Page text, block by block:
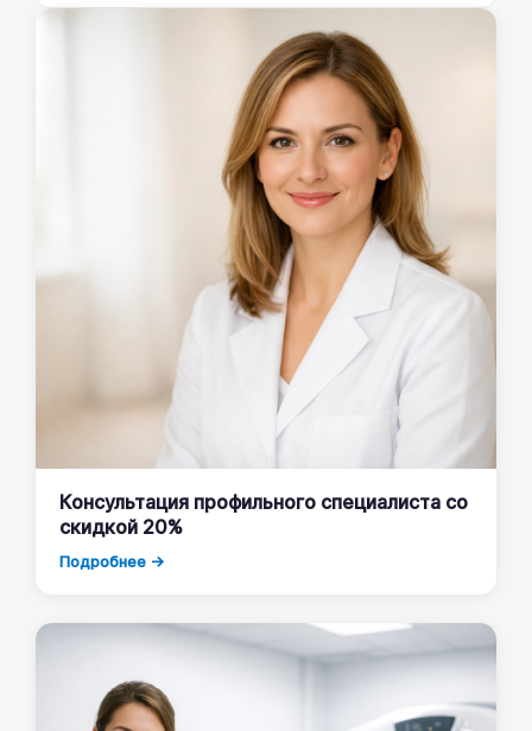
Консультация профильного специалиста со
скидкой 20%
Подробнее →